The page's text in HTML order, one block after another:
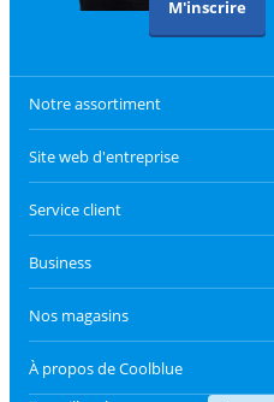
M'inscrire
Notre assortiment
Site web d'entreprise
Service client
Business
Nos magasins
À propos de Coolblue